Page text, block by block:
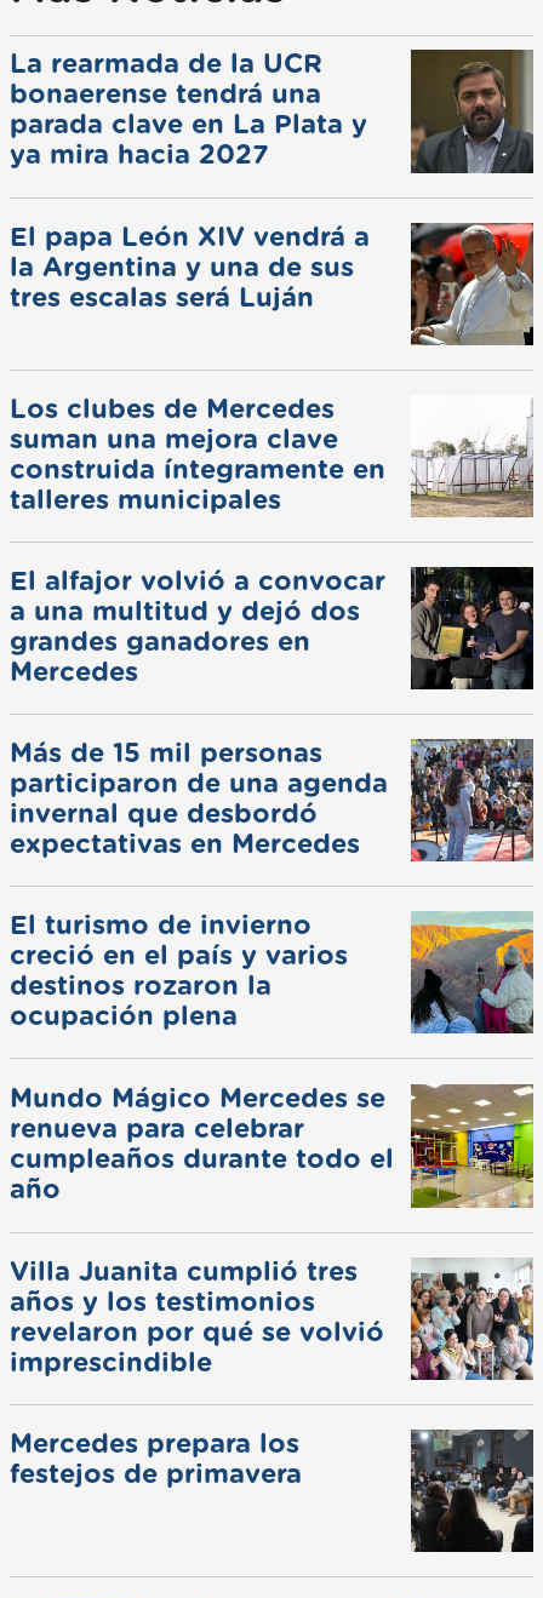
La rearmada de la UCR
bonaerense tendrá una
parada clave en La Plata y
ya mira hacia 2027
El papa León XIV vendrá a
la Argentina y una de sus
tres escalas será Luján
Los clubes de Mercedes
suman una mejora clave
construida íntegramente en
talleres municipales
El alfajor volvió a convocar
a una multitud y dejó dos
grandes ganadores en
Mercedes
Más de 15 mil personas
participaron de una agenda
invernal que desbordó
expectativas en Mercedes
El turismo de invierno
creció en el país y varios
destinos rozaron la
ocupación plena
Mundo Mágico Mercedes se
renueva para celebrar
cumpleaños durante todo el
año
Villa Juanita cumplió tres
años y los testimonios
revelaron por qué se volvió
imprescindible
Mercedes prepara los
festejos de primavera